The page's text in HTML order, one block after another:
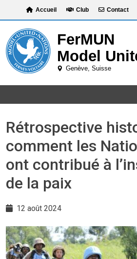
content
Accueil Club Contact
Rétrospective
comment les
ont contribué à
de la paix
12 août 2024